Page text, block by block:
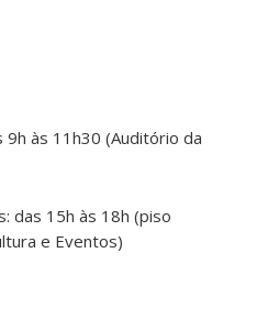
às 11h30 (Auditório da
das 15h às 18h (piso
e Eventos)